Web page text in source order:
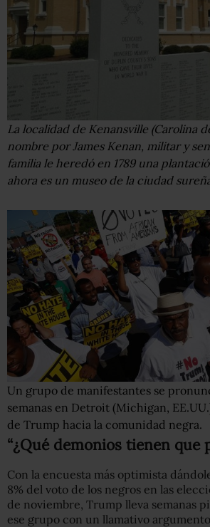
La localidad de Kenansville (Carolina
nombre por James Kenan, militar y
familia le heredó en 1789 una
ahora es un museo de la ciudad
Un grupo de manifestantes se
semanas en Detroit (Michigan,
de Trump hacia la comunidad negra.
“¿Qué demonios tienen que
Con la encuesta más optimista
8% del voto de los negros en las
de noviembre, Trump lleva semanas
ese grupo con un llamativo